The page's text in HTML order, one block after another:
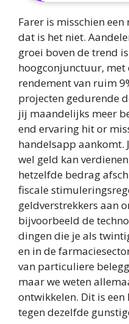
Farer is misschien
dat is het niet.
groei boven de trend
hoogconjunctuur, met
rendement van ruim
projecten gedurende
jij maandelijks meer
end ervaring hit or
handelsapp aankomt.
wel geld kan
hetzelfde bedrag
fiscale
geldverstrekkers aan
bijvoorbeeld de
dingen die je als
en in de
van particuliere
maar we weten
ontwikkelen. Dit is
tegen dezelfde